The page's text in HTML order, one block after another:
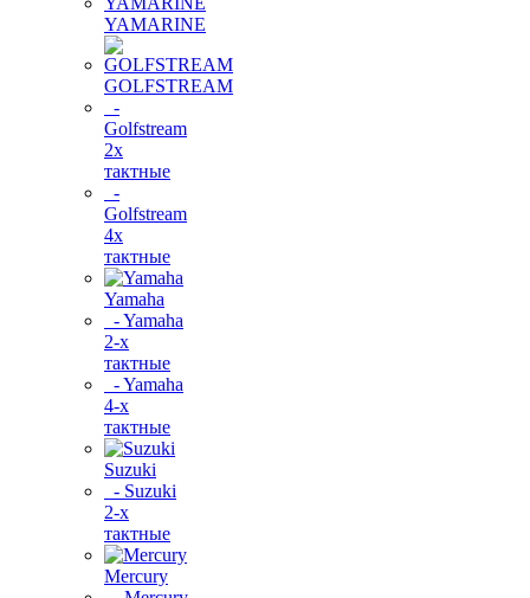
YAMARINE
GOLFSTREAM
-
Golfstream
2х
тактные
-
Golfstream
4х
тактные
Yamaha
- Yamaha
2-х
тактные
- Yamaha
4-х
тактные
Suzuki
- Suzuki
2-х
тактные
Mercury